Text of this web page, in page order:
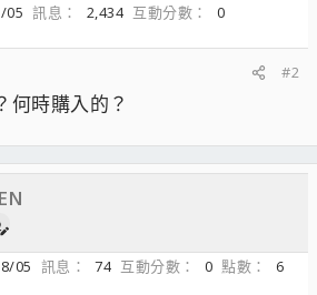
05 訊息 2,434 互動分數
0
#2
何時購入的？
05 訊息 74 互動分數 0 點數
6